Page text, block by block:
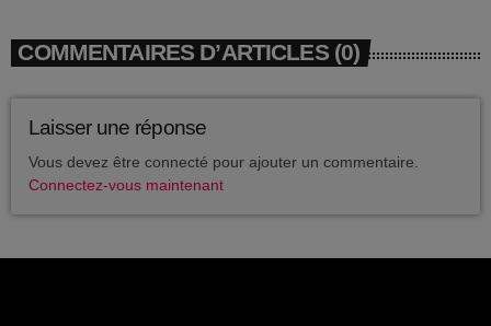
mai 2024
avril 2020
mars 2020
COMMENTAIRES D’ARTICLES (0)
Laisser une réponse
Vous devez être connecté pour ajouter un commentaire.
Connectez-vous maintenant